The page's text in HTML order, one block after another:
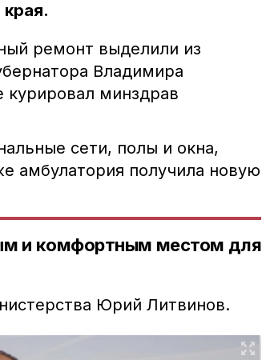
ремонт выделили из
Владимира
курировал минздрав
сети, полы и окна,
амбулатория получила новую
и комфортным местом для
Юрий Литвинов.